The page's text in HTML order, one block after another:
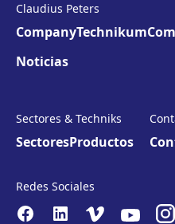
Claudius Peters
CompanyTechnikum
Noticias
Sectores & Techniks
SectoresProductos
Redes Sociales